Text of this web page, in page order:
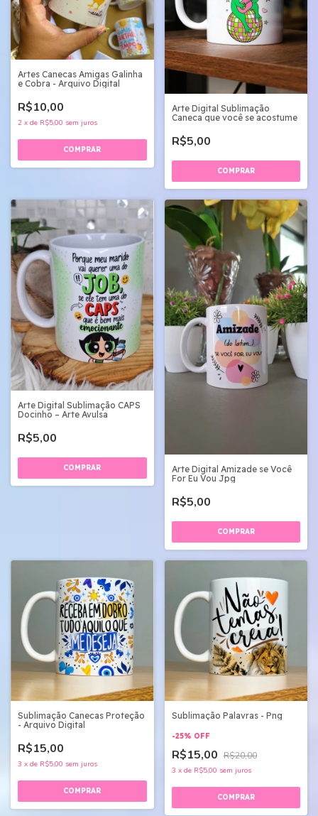
Artes Canecas Amigas Galinha
e Cobra - Arquivo Digital
R$10,00
2 x de R$5,00 sem juros
Arte Digital Sublimação
Caneca que você se acostume
R$5,00
Arte Digital Sublimação CAPS
Docinho – Arte Avulsa
R$5,00
Arte Digital Amizade se Você
For Eu Vou Jpg
R$5,00
Sublimação Canecas Proteção
- Arquivo Digital
R$15,00
3 x de R$5,00 sem juros
Sublimação Palavras - Png
-25% OFF
R$15,00 R$20,00
3 x de R$5,00 sem juros